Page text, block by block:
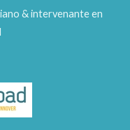
& intervenante en